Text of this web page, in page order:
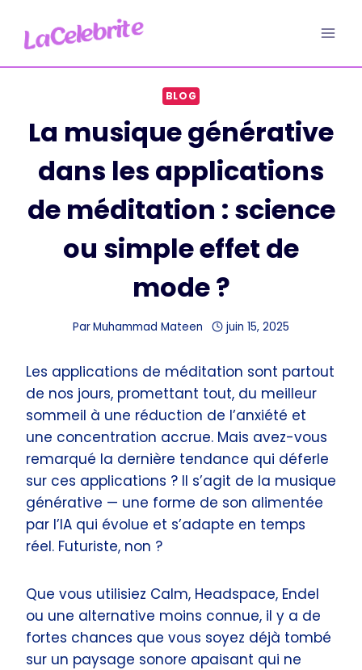
contenu
BLOG
La musique générative
dans les applications
de méditation : science
ou simple effet de
mode ?
ParMuhammad Mateen juin 15, 2025
Les applications de méditation sont partout
de nos jours, promettant tout, du meilleur
sommeil à une réduction de l’anxiété et
une concentration accrue. Mais avez-vous
remarqué la dernière tendance qui déferle
sur ces applications ? Il s’agit de la musique
générative — une forme de son alimentée
par l’IA qui évolue et s’adapte en temps
réel. Futuriste, non ?
Que vous utilisiez Calm, Headspace, Endel
ou une alternative moins connue, il y a de
fortes chances que vous soyez déjà tombé
sur un paysage sonore apaisant qui ne